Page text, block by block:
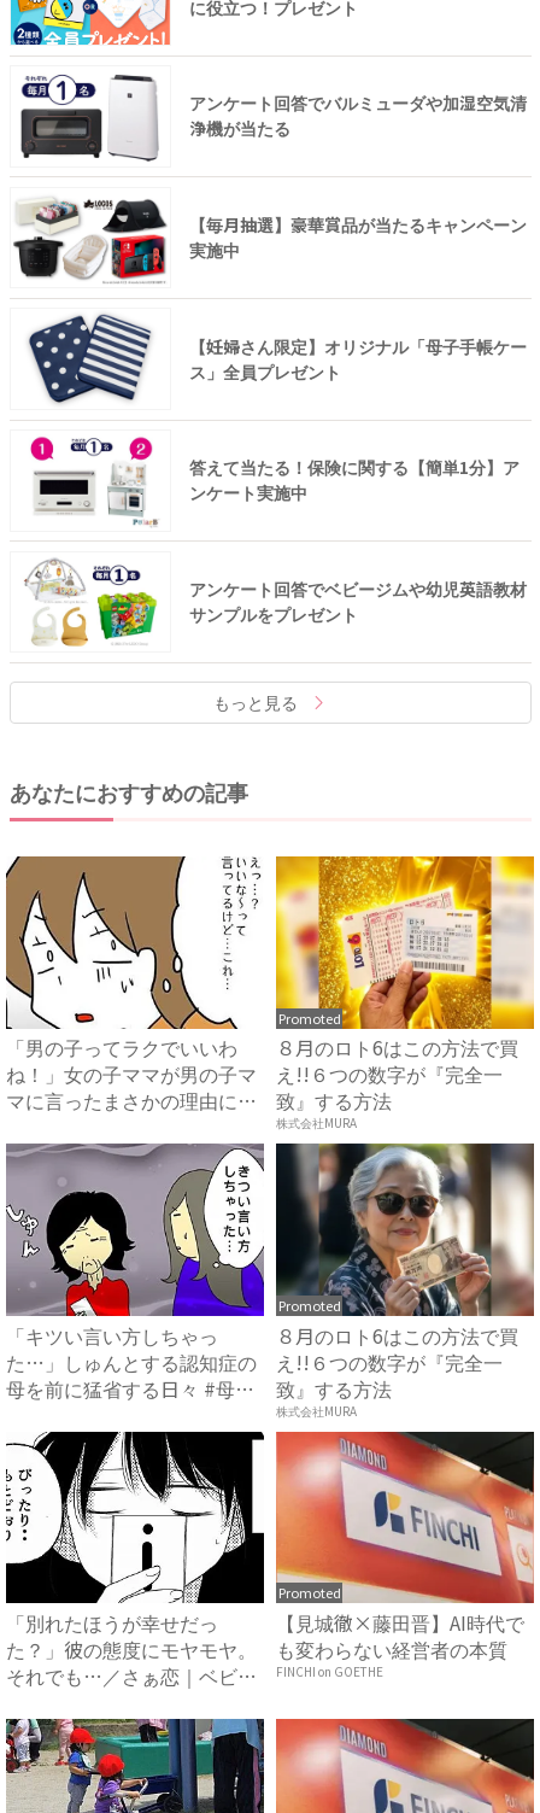
に役立つ！プレゼント
アンケート回答でバルミューダや加湿空気清
浄機が当たる
【毎月抽選】豪華賞品が当たるキャンペーン
実施中
【妊婦さん限定】オリジナル「母子手帳ケー
ス」全員プレゼント
答えて当たる！保険に関する【簡単1分】ア
ンケート実施中
アンケート回答でベビージムや幼児英語教材
サンプルをプレゼント
もっと見る
あなたにおすすめの記事
「男の子ってラクでいいわ
ね！」女の子ママが男の子マ
マに言ったまさかの理由に愕
Promoted
８月のロト6はこの方法で買
え!!６つの数字が『完全一
致』する方法
株式会社MURA
「キツい言い方しちゃっ
た…」しゅんとする認知症の
母を前に猛省する日々 #母の
Promoted
８月のロト6はこの方法で買
え!!６つの数字が『完全一
致』する方法
株式会社MURA
「別れたほうが幸せだっ
た？」彼の態度にモヤモヤ。
それでも…／さぁ恋｜ベビー
Promoted
【見城徹×藤田晋】AI時代で
も変わらない経営者の本質
FINCHI on GOETHE